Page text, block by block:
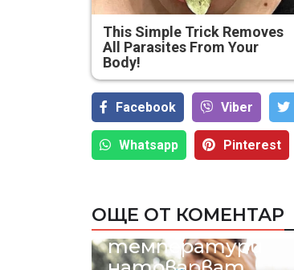
This Simple Trick Removes
All Parasites From Your
Body!
Facebook Viber
Whatsapp Pinterest
ОЩЕ ОТ КОМЕНТАР
40-градусовите
температури